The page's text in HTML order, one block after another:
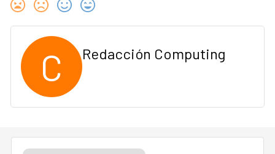
C Redacción Computing